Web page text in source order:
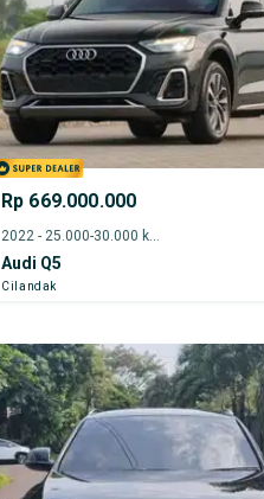
Rp 669.000.000
2022 - 25.000-30.000 km
Audi Q5
Cilandak